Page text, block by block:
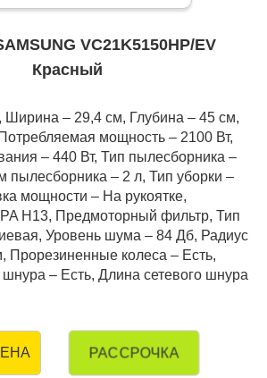
VC21K5150HP/EV
Красный
Ширина – 29,4 см, Глубина – 45 см,
мощность – 2100 Вт,
– 440 Вт, Тип пылесборника –
пылесборника – 2 л, Тип уборки –
мощности – На рукоятке,
H13, Предмоторный фильтр, Тип
Уровень шума – 84 Дб, Радиус
Прорезиненные колеса – Есть,
– Есть, Длина сетевого шнура
РАССРОЧКА